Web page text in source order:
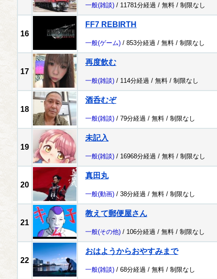
一般(雑談) / 11781分経過 / 無料 / 制限なし
16
FF7 REBIRTH
一般(ゲーム) / 853分経過 / 無料 / 制限なし
17
再度飲む
一般(雑談) / 114分経過 / 無料 / 制限なし
18
酒呑むぞ
一般(雑談) / 79分経過 / 無料 / 制限なし
19
未記入
一般(雑談) / 16968分経過 / 無料 / 制限なし
20
真田丸
一般(動画) / 38分経過 / 無料 / 制限なし
21
教えて郵便屋さん
一般(その他) / 106分経過 / 無料 / 制限なし
22
おはようからおやすみまで
一般(雑談) / 68分経過 / 無料 / 制限なし